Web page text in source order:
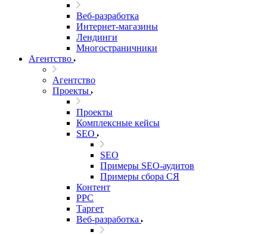
Веб-разработка
Интернет-магазины
Лендинги
Многостраничники
Агентство
Агентство
Проекты
Проекты
Комплексные кейсы
SEO
SEO
Примеры SEO-аудитов
Примеры сбора СЯ
Контент
PPC
Таргет
Веб-разработка